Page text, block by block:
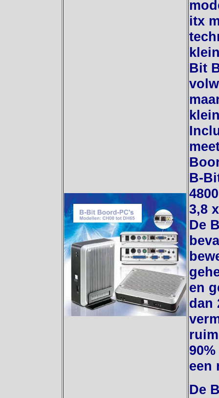
itx
Bit
B-
3,8
De
en
dan
een
De